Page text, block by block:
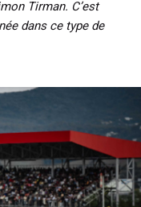
Tirman. C’est
dans ce type de